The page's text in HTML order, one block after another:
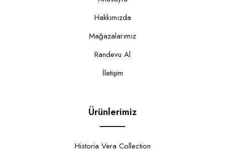
Hakkımızda
Mağazalarımız
Randevu Al
İletişim
Ürünlerimiz
Historia Vera Collection